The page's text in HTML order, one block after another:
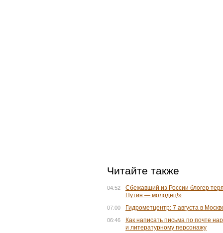
Читайте также
04:52
Сбежавший из России блогер
Путин — молодец!»
07:00 Гидрометцентр: 7 августа в
06:46
Как написать письма по почте
и литературному персонажу